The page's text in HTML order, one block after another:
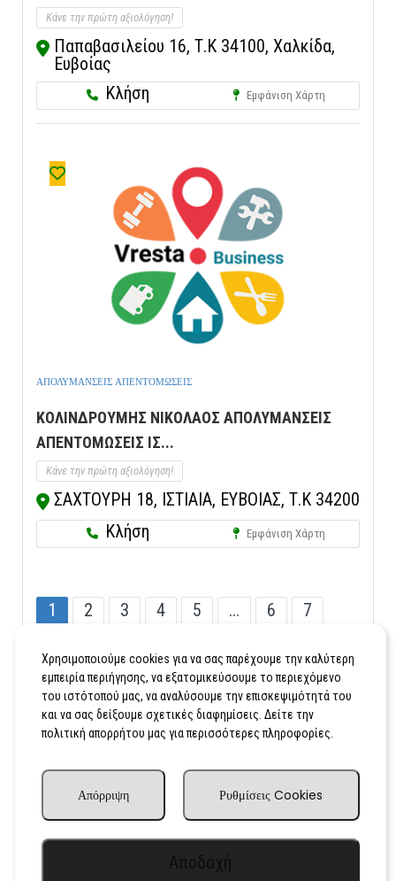
Κάνε την πρώτη αξιολόγηση!
Παπαβασιλείου 16, Τ.Κ 34100, Χαλκίδα,
Ευβοίας
Κλήση
Εμφάνιση Χάρτη
ΑΠΟΛΥΜΑΝΣΕΙΣ ΑΠΕΝΤΟΜΩΣΕΙΣ
ΚΟΛΙΝΔΡΟΥΜΗΣ ΝΙΚΟΛΑΟΣ ΑΠΟΛΥΜΑΝΣΕΙΣ
ΑΠΕΝΤΟΜΩΣΕΙΣ ΙΣ...
Κάνε την πρώτη αξιολόγηση!
ΣΑΧΤΟΥΡΗ 18, ΙΣΤΙΑΙΑ, ΕΥΒΟΙΑΣ, Τ.Κ 34200
Κλήση
Εμφάνιση Χάρτη
1 2 3 4 5 ... 6
7
Χρησιμοποιούμε cookies για να σας παρέχουμε την καλύτερη
εμπειρία περιήγησης, να εξατομικεύσουμε το περιεχόμενο
του ιστότοπού μας, να αναλύσουμε την επισκεψιμότητά του
και να σας δείξουμε σχετικές διαφημίσεις. Δείτε την
πολιτική απορρήτου μας για περισσότερες πληροφορίες.
Ρυθμίσεις Cookies
Απόρριψη